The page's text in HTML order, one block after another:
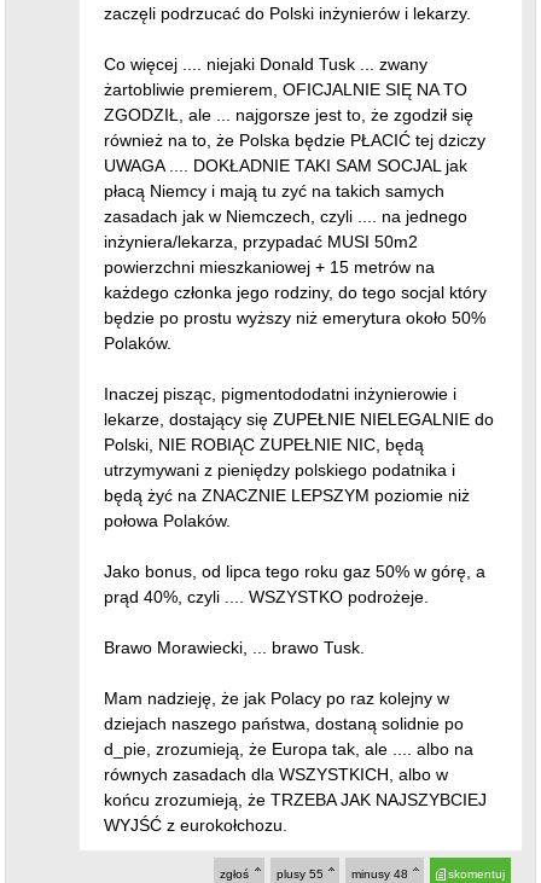
zaczęli podrzucać do Polski inżynierów i lekarzy.
Co więcej .... niejaki Donald Tusk ... zwany
żartobliwie premierem, OFICJALNIE SIĘ NA TO
ZGODZIŁ, ale ... najgorsze jest to, że zgodził się
również na to, że Polska będzie PŁACIĆ tej dziczy
UWAGA .... DOKŁADNIE TAKI SAM SOCJAL jak
płacą Niemcy i mają tu zyć na takich samych
zasadach jak w Niemczech, czyli .... na jednego
inżyniera/lekarza, przypadać MUSI 50m2
powierzchni mieszkaniowej + 15 metrów na
każdego członka jego rodziny, do tego socjal który
będzie po prostu wyższy niż emerytura około 50%
Polaków.
Inaczej pisząc, pigmentododatni inżynierowie i
lekarze, dostający się ZUPEŁNIE NIELEGALNIE do
Polski, NIE ROBIĄC ZUPEŁNIE NIC, będą
utrzymywani z pieniędzy polskiego podatnika i
będą żyć na ZNACZNIE LEPSZYM poziomie niż
połowa Polaków.
Jako bonus, od lipca tego roku gaz 50% w górę, a
prąd 40%, czyli .... WSZYSTKO podrożeje.
Brawo Morawiecki, ... brawo Tusk.
Mam nadzieję, że jak Polacy po raz kolejny w
dziejach naszego państwa, dostaną solidnie po
d_pie, zrozumieją, że Europa tak, ale .... albo na
równych zasadach dla WSZYSTKICH, albo w
końcu zrozumieją, że TRZEBA JAK NAJSZYBCIEJ
WYJŚĆ z eurokołchozu.
skomentuj
minusy 48
plusy 55
zgłoś